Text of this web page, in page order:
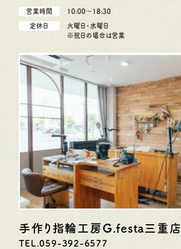
営業時間 10:00〜18:30
定休日
火曜日・水曜日
※祝日の場合は営業
手作り指輪工房G.festa三重店
TEL.059-392-6577